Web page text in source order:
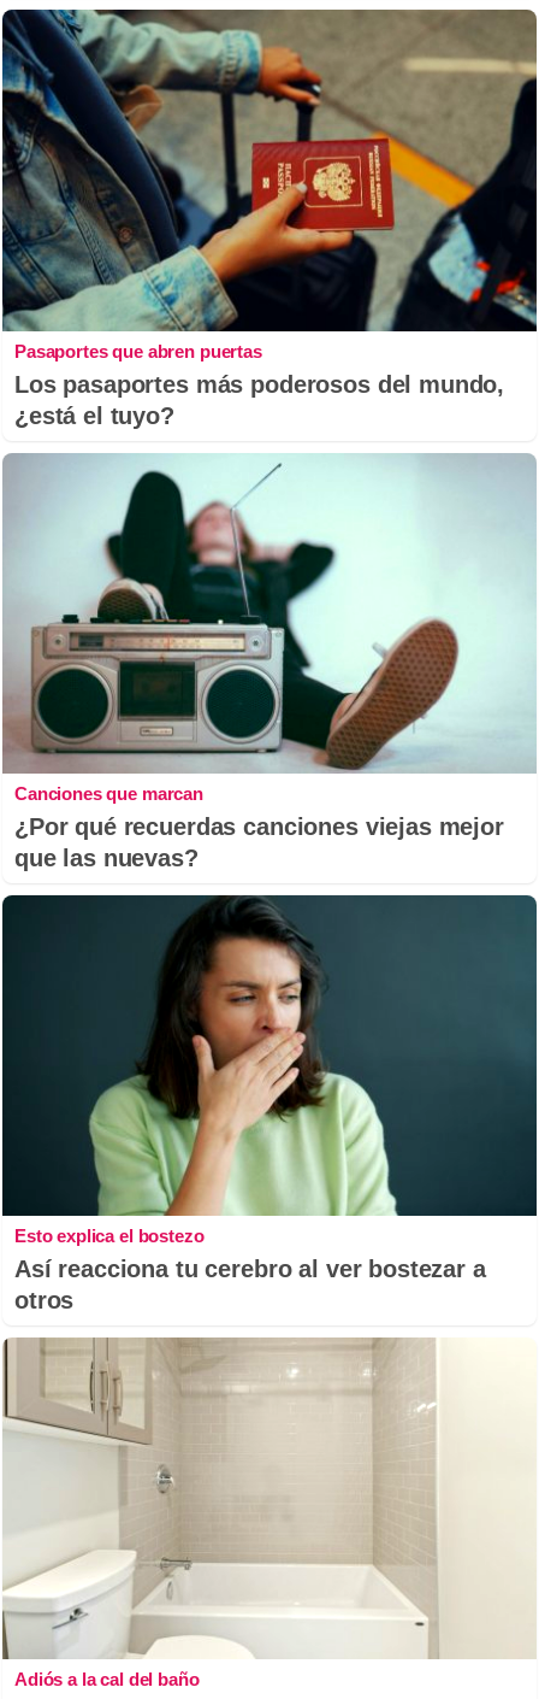
Pasaportes que abren puertas
Los pasaportes más poderosos del mundo,
¿está el tuyo?
Canciones que marcan
¿Por qué recuerdas canciones viejas mejor
que las nuevas?
Esto explica el bostezo
Así reacciona tu cerebro al ver bostezar a
otros
Adiós a la cal del baño